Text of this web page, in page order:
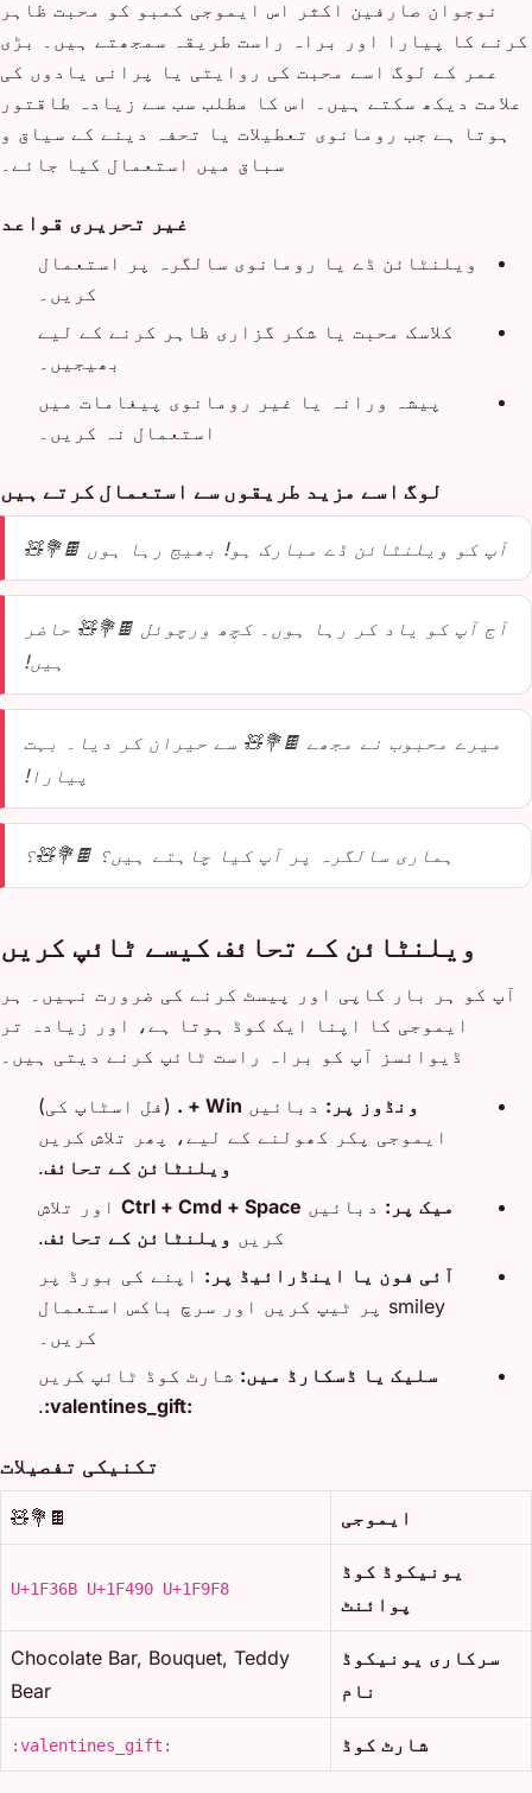
نوجوان صارفین اکثر اس ایموجی کمبو کو محبت ظاہر
کرنے کا پیارا اور براہ راست طریقہ سمجھتے ہیں۔ بڑی
عمر کے لوگ اسے محبت کی روایتی یا پرانی یادوں کی
علامت دیکھ سکتے ہیں۔ اس کا مطلب سب سے زیادہ طاقتور
ہوتا ہے جب رومانوی تعطیلات یا تحفہ دینے کے سیاق و
سباق میں استعمال کیا جائے۔
غیر تحریری قواعد
ویلنٹائن ڈے یا رومانوی سالگرہ پر استعمال
کریں۔
کلاسک محبت یا شکر گزاری ظاہر کرنے کے لیے
بھیجیں۔
پیشہ ورانہ یا غیر رومانوی پیغامات میں
استعمال نہ کریں۔
لوگ اسے مزید طریقوں سے استعمال کرتے ہیں
آپ کو ویلنٹائن ڈے مبارک ہو! بھیج رہا ہوں 🍫💐🧸
آج آپ کو یاد کر رہا ہوں۔ کچھ ورچوئل 🍫💐🧸 حاضر
ہیں!
میرے محبوب نے مجھے 🍫💐🧸 سے حیران کر دیا۔ بہت
پیارا!
ہماری سالگرہ پر آپ کیا چاہتے ہیں؟ 🍫💐🧸؟
ویلنٹائن کے تحائف کیسے ٹائپ کریں
آپ کو ہر بار کاپی اور پیسٹ کرنے کی ضرورت نہیں۔ ہر
ایموجی کا اپنا ایک کوڈ ہوتا ہے، اور زیادہ تر
ڈیوائسز آپ کو براہ راست ٹائپ کرنے دیتی ہیں۔
ونڈوز پر: دبائیں Win + .
(فل اسٹاپ کی)
ایموجی پکر کھولنے کے لیے، پھر تلاش کریں
ویلنٹائن کے تحائف.
میک پر: دبائیں Ctrl + Cmd + Space اور تلاش
کریں ویلنٹائن کے تحائف.
آئی فون یا اینڈرائیڈ پر: اپنے کی بورڈ پر
smiley پر ٹیپ کریں اور سرچ باکس استعمال
کریں۔
سلیک یا ڈسکارڈ میں: شارٹ کوڈ ٹائپ کریں
:valentines_gift:
.
تکنیکی تفصیلات
ایموجی 🍫💐🧸
یونیکوڈ کوڈ
پوائنٹ
U+1F36B U+1F490 U+1F9F8
سرکاری یونیکوڈ
نام
Chocolate Bar, Bouquet, Teddy
Bear
شارٹ کوڈ :valentines_gift: